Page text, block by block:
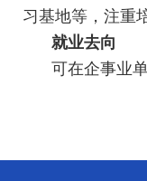
习基地等，注重
就业去向
可在企事业